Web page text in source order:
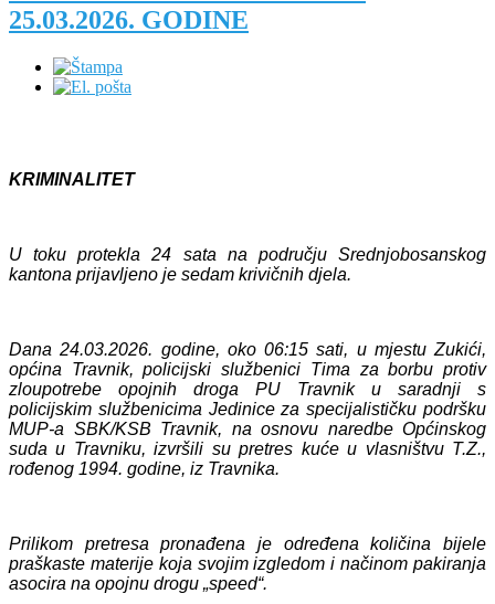
25.03.2026. GODINE
KRIMINALITET
U toku protekla 24 sata na području Srednjobosanskog
kantona prijavljeno je sedam krivičnih djela.
Dana 24.03.2026. godine, oko 06:15 sati, u mjestu Zukići,
općina Travnik, policijski službenici Tima za borbu protiv
zloupotrebe opojnih droga PU Travnik u saradnji s
policijskim službenicima Jedinice za specijalističku podršku
MUP-a SBK/KSB Travnik, na osnovu naredbe Općinskog
suda u Travniku, izvršili su pretres kuće u vlasništvu T.Z.,
rođenog 1994. godine, iz Travnika.
Prilikom pretresapronađena je određena količina bijele
praškaste materije koja svojim izgledom i načinom pakiranja
asocira na opojnu drogu „speed“.